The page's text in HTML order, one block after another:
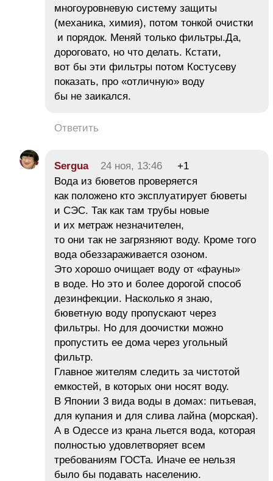
многоуровневую систему защиты
(механика, химия), потом тонкой очистки
и порядок. Меняй только фильтры.Да,
дороговато, но что делать. Кстати,
вот бы эти фильтры потом Костусеву
показать, про «отличную» воду
бы не заикался.
Ответить
Sergua 24 ноя, 13:46
+1
Вода из бюветов проверяется
как положено кто эксплуатирует бюветы
и СЭС. Так как там трубы новые
и их метраж незначителен,
то они так не загрязняют воду. Кроме того
вода обеззараживается озоном.
Это хорошо очищает воду от «фауны»
в воде. Но это и более дорогой способ
дезинфекции. Насколько я знаю,
бюветную воду пропускают через
фильтры. Но для доочистки можно
пропустить ее дома через угольный
фильтр.
Главное жителям следить за чистотой
емкостей, в которых они носят воду.
В Японии 3 вида воды в домах: питьевая,
для купания и для слива лайна (морская).
А в Одессе из крана льется вода, которая
полностью удовлетворяет всем
требованиям ГОСТа. Иначе ее нельзя
было бы подавать населению.